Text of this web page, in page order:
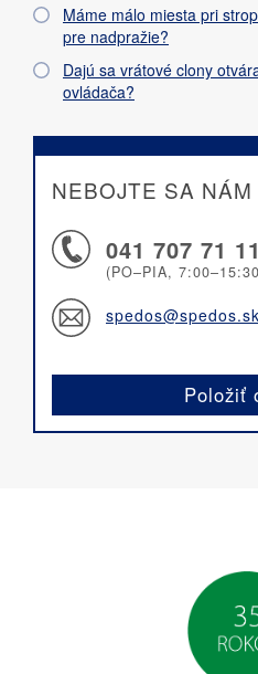
Máme málo miesta pri
pre nadpražie?
Dajú sa vrátové clony
ovládača?
NEBOJTE SA NÁM
041 707 71 11
(PO–PIA,
spedos@spedos.sk
Položiť